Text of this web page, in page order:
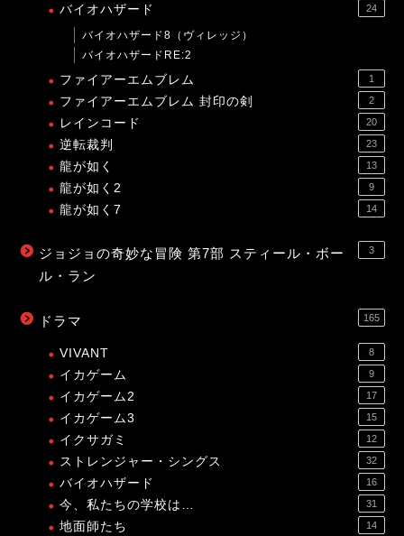
バイオハザード 24
バイオハザード8（ヴィレッジ）
バイオハザードRE:2
ファイアーエムブレム 1
ファイアーエムブレム 封印の剣 2
レインコード 20
逆転裁判 23
龍が如く 13
龍が如く2 9
龍が如く7 14
ジョジョの奇妙な冒険 第7部 スティール・ボー
ル・ラン
3
ドラマ 165
VIVANT 8
イカゲーム 9
イカゲーム2 17
イカゲーム3 15
イクサガミ 12
ストレンジャー・シングス 32
バイオハザード 16
今、私たちの学校は… 31
地面師たち 14